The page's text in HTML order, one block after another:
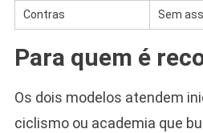
Contras Sem
Para quem é
Os dois modelos atendem
ciclismo ou academia que